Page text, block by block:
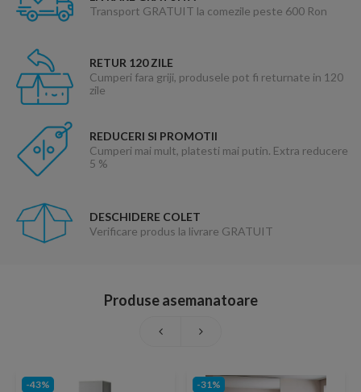
Transport GRATUIT la comezile peste 600 Ron
RETUR 120 ZILE
Cumperi fara griji, produsele pot fi returnate in 120
zile
REDUCERI SI PROMOTII
Cumperi mai mult, platesti mai putin. Extra reducere
5 %
DESCHIDERE COLET
Verificare produs la livrare GRATUIT
Produse asemanatoare
-43% -31%